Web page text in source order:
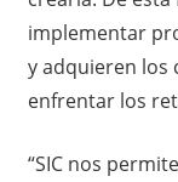
implementar
y adquieren los
enfrentar los
“SIC nos